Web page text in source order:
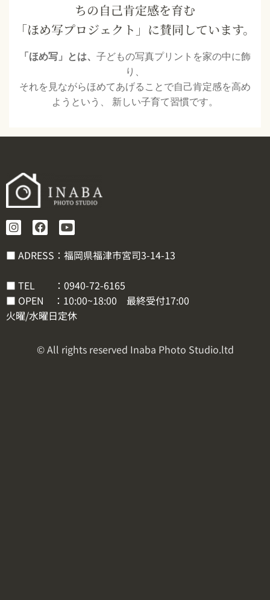
ちの自己肯定感を育む
「ほめ写プロジェクト」に賛同しています。
「ほめ写」とは、 子どもの写真プリントを家の中に飾
り、
それを見ながらほめてあげることで自己肯定感を高め
ようという、 新しい子育て習慣です。
■ ADRESS：福岡県福津市宮司3-14-13
■ TEL ： 0940-72-6165
■ OPEN ：10:00~18:00 最終受付17:00
火曜/水曜日定休
© All rights reserved Inaba Photo Studio.ltd